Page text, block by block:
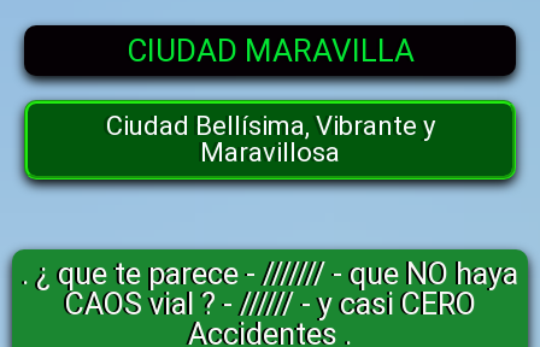
CIUDAD MARAVILLA
Ciudad Bellísima, Vibrante y
Maravillosa
. ¿ que te parece - /////// - que NO haya
CAOS vial ? - ////// - y casi CERO
Accidentes .